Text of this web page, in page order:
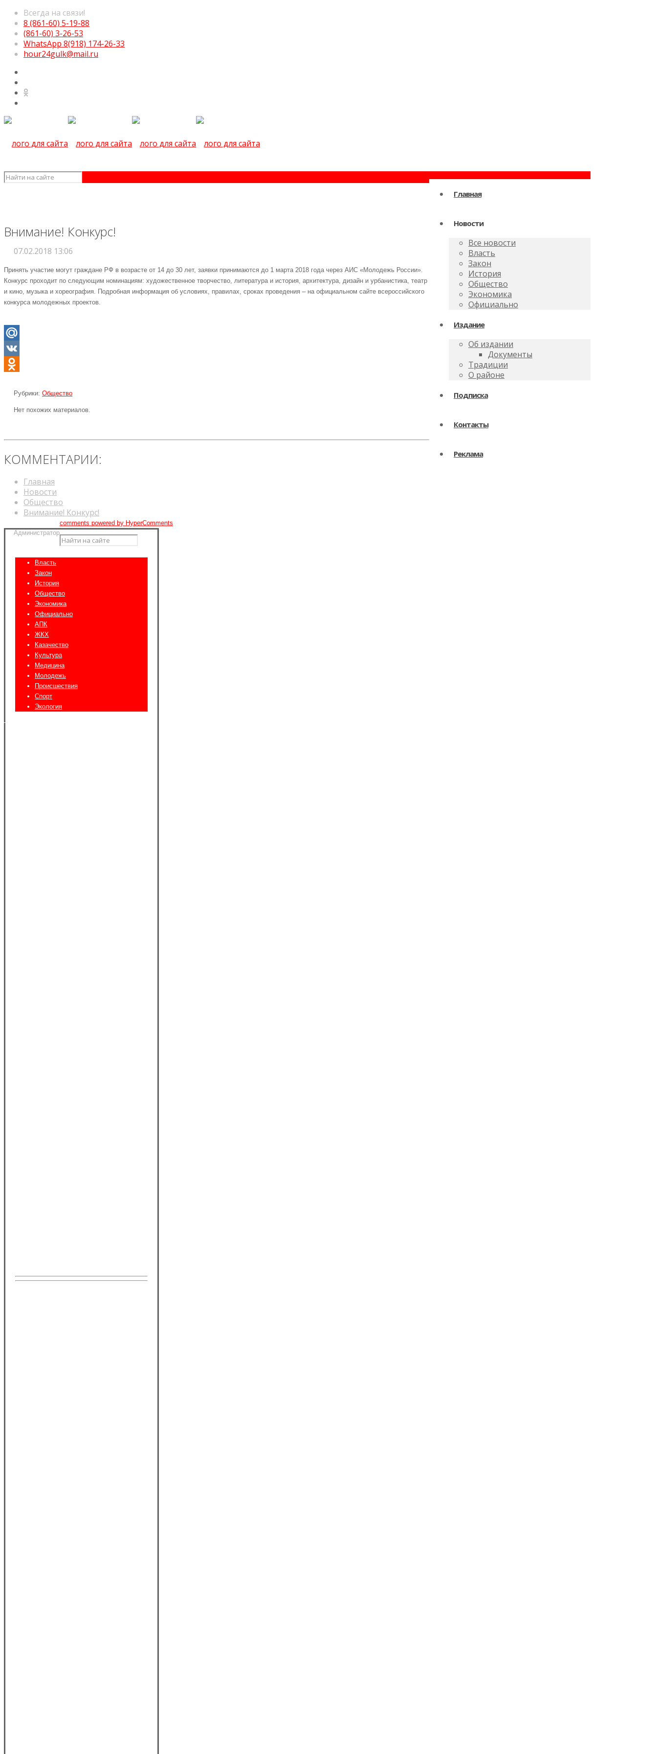
Всегда на связи!
8 (861-60) 5-19-88
(861-60) 3-26-53
WhatsApp 8(918) 174-26-33
hour24gulk@mail.ru
Главная
Новости
Все новости
Власть
Закон
История
Общество
Экономика
Официально
Издание
Об издании
Документы
Традиции
О районе
Подписка
Контакты
Реклама
Главная
Новости
Общество
Внимание! Конкурс!
Внимание! Конкурс!
07.02.2018 13:06
Принять участие могут граждане РФ в возрасте от 14 до 30 лет, заявки принимаются до 1 марта 2018 года через АИС «Молодежь России».
Конкурс проходит по следующим номинациям: художественное творчество, литература и история, архитектура, дизайн и урбанистика, театр
и кино, музыка и хореография. Подробная информация об условиях, правилах, сроках проведения – на официальном сайте всероссийского
конкурса молодежных проектов.
Mail.Ru
VK
Администратор
Рубрики: Общество
Нет похожих материалов.
КОММЕНТАРИИ:
comments powered by HyperComments
Власть
Закон
История
Общество
Экономика
Официально
АПК
ЖКХ
Казачество
Культура
Медицина
Молодежь
Происшествия
Спорт
Экология